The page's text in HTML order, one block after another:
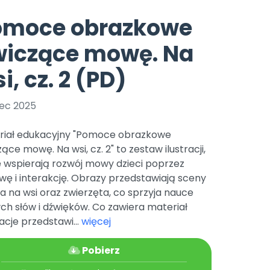
Archiwalne numery
Pomoc
Nowości
Zapowiedzi
Polecamy
czerwca 2024 r. uzyskała
r. Nr decyzji:
Online.
Pomoc zwierzętom
Książka (dla) Przedszkolaka
Promowanie czytelnictwa
TikTok
Zobacz nas na TikToku
YouTube
obrazkowe
mowę. Na
cz. 2 (PD)
2025
edukacyjny "Pomoce obrazkowe
mowę. Na wsi, cz. 2" to zestaw ilustracji,
rozwój mowy dzieci poprzez
i interakcję. Obrazy przedstawiają sceny
na wsi oraz zwierzęta, co sprzyja nauce
słów i dźwięków. Co zawiera materiał
przedstawi... więcej
Pobierz